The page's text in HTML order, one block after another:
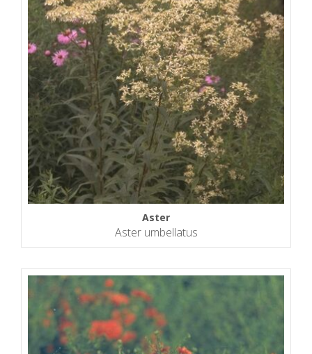
Aster
Aster umbellatus